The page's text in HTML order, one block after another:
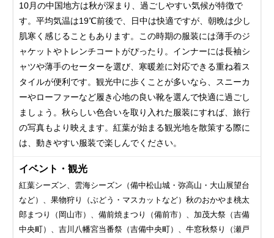
10月の中国地方は秋が深まり、過ごしやすい気候が特徴で
す。平均気温は19℃前後で、日中は快適ですが、朝晩は少し
肌寒く感じることもあります。この時期の服装には薄手のジ
ャケットやトレンチコートがぴったり。インナーには長袖シ
ャツや薄手のセーターを選び、寒暖差に対応できる重ね着ス
タイルが便利です。観光中に歩くことが多いなら、スニーカ
ーやローファーなど履き心地の良い靴を選んで快適に過ごし
ましょう。秋らしい色合いを取り入れた服装にすれば、旅行
の写真もより映えます。紅葉が始まる観光地を散策する際に
は、動きやすい服装で楽しんでください。
イベント・観光
紅葉シーズン、雲海シーズン（備中松山城・弥高山・大山展望台
など）、果物狩り（ぶどう・マスカットなど）秋のおかやま桃太
郎まつり（岡山市）、備前焼まつり（備前市）、加茂大祭（吉備
中央町）、吉川八幡宮当番祭（吉備中央町）、牛窓秋祭り（瀬戸